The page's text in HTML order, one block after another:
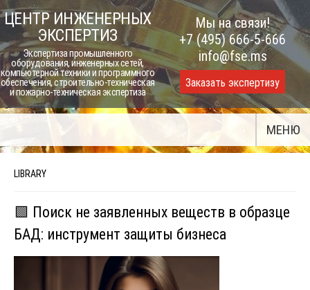
Skip
to
content
ЦЕНТР ИНЖЕНЕРНЫХ
ЭКСПЕРТИЗ
Экспертиза промышленного
оборудования, инженерных сетей,
компьютерной техники и программного
обеспечения, строительно-техническая
и пожарно-техническая экспертиза
Мы на связи!
+7 (495) 666-5-666
info@fse.ms
Заказать экспертизу
МЕНЮ
LIBRARY
🟩 Поиск не заявленных веществ в образце
БАД: инструмент защиты бизнеса